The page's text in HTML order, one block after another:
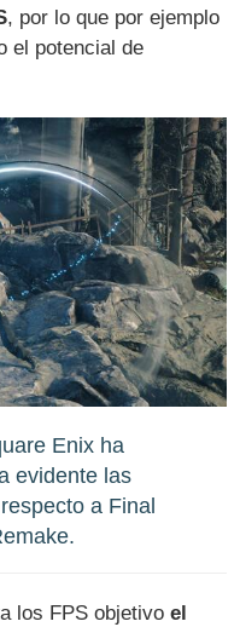
, por lo que por ejemplo
el potencial de
Enix ha
evidente las
a Final
los FPS objetivoel